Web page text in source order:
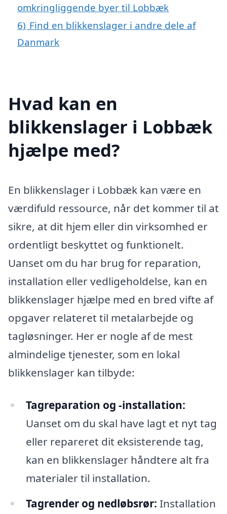
omkringliggende byer til Lobbæk
6) Find en blikkenslager i andre dele af
Danmark
Hvad kan en
blikkenslager i Lobbæk
hjælpe med?
En blikkenslager i Lobbæk kan være en
værdifuld ressource, når det kommer til at
sikre, at dit hjem eller din virksomhed er
ordentligt beskyttet og funktionelt.
Uanset om du har brug for reparation,
installation eller vedligeholdelse, kan en
blikkenslager hjælpe med en bred vifte af
opgaver relateret til metalarbejde og
tagløsninger. Her er nogle af de mest
almindelige tjenester, som en lokal
blikkenslager kan tilbyde:
Tagreparation og -installation:
Uanset om du skal have lagt et nyt tag
eller repareret dit eksisterende tag,
kan en blikkenslager håndtere alt fra
materialer til installation.
Tagrender og nedløbsrør: Installation